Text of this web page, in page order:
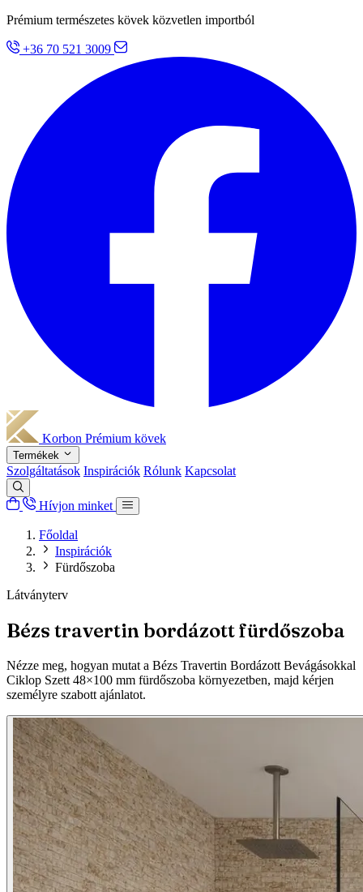
Prémium természetes kövek közvetlen importból
+36 70 521 3009
Korbon Prémium kövek
Termékek
Szolgáltatások Inspirációk Rólunk Kapcsolat
Hívjon minket
Főoldal
Inspirációk
Fürdőszoba
Látványterv
Bézs travertin bordázott fürdőszoba
Nézze meg, hogyan mutat a Bézs Travertin Bordázott Bevágásokkal
Ciklop Szett 48×100 mm fürdőszoba környezetben, majd kérjen
személyre szabott ajánlatot.